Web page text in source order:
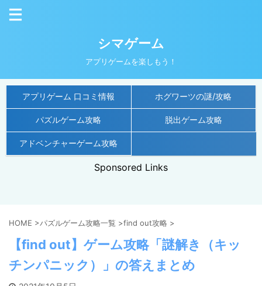
シマゲーム
アプリゲームを楽しもう！
アプリゲーム 口コミ情報 ホグワーツの謎/攻略
パズルゲーム攻略 脱出ゲーム攻略
アドベンチャーゲーム攻略
Sponsored Links
HOME >パズルゲーム攻略一覧 >find out攻略 >
【find out】ゲーム攻略「謎解き（キッ
チンパニック）」の答えまとめ